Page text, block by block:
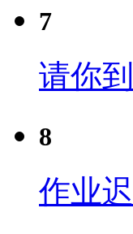
7
请你
8
作业